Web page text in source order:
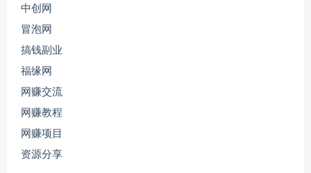
中创网
冒泡网
搞钱副业
福缘网
网赚交流
网赚教程
网赚项目
资源分享